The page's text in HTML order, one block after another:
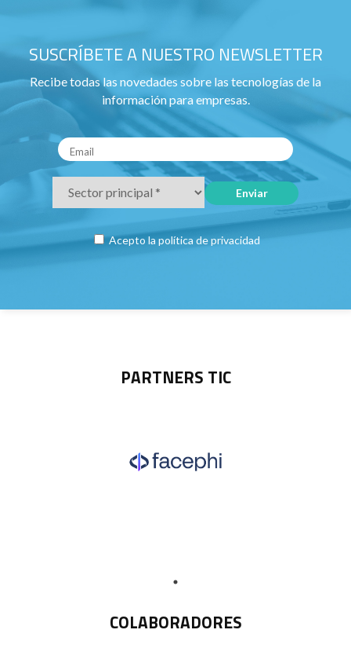
SUSCRÍBETE A NUESTRO NEWSLETTER
Recibe todas las novedades sobre las tecnologías de la
información para empresas.
Acepto la política de privacidad
PARTNERS TIC
COLABORADORES